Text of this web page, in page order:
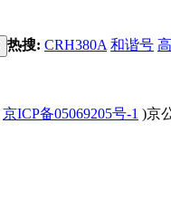
热搜: CRH380A 和谐号
京ICP备05069205号-1 )京